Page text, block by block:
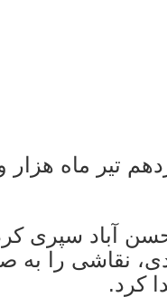
تیر ماه
آباد سپری
نقاشی را به
کرد.